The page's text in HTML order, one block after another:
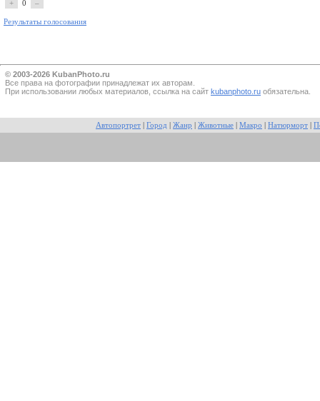
+ 0 –
Результаты голосования
© 2003-2026 KubanPhoto.ru
Все прaва на фотографии принадлежат их авторам.
При использовании любых материалов, ссылка на сайт kubanphoto.ru обязательна.
Автопортрет Город Жанр Животные Макро Натюрморт